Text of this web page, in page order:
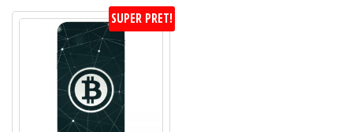
SUPER PRET!